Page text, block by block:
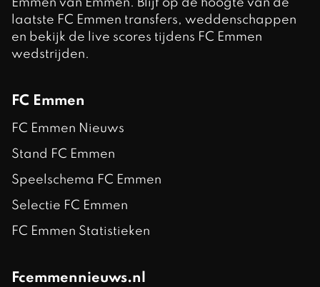
Emmen van Emmen. Blijf op de hoogte van de
laatste FC Emmen transfers, weddenschappen
en bekijk de live scores tijdens FC Emmen
wedstrijden.
FC Emmen
FC Emmen Nieuws
Stand FC Emmen
Speelschema FC Emmen
Selectie FC Emmen
FC Emmen Statistieken
Fcemmennieuws.nl